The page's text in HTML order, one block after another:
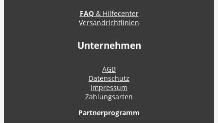
FAQ& Hilfecenter
Versandrichtlinien
Unternehmen
AGB
Datenschutz
Impressum
Zahlungsarten
Partnerprogramm